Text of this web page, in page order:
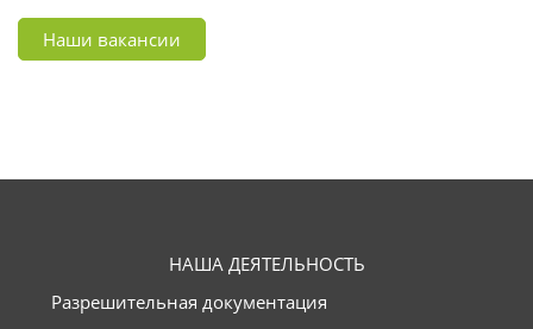
Наши вакансии
НАША ДЕЯТЕЛЬНОСТЬ
Разрешительная документация